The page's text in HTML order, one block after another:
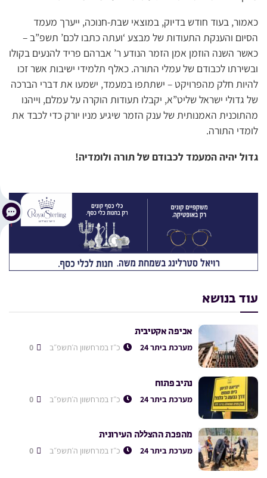
כאמור, בעוד חודש בדיוק, במוצאי שבת-חנוכה, ייערך מעמד
הסיום והענקת התעודות של מבצע ‘ועתה כתבו לכם’ תשפ”ב –
כאשר השנה הוזמן אמן הזמר הנודע ר’ אברהם פריד להנעים בקולו
ובשירתו לכבודם של עמלי התורה. כאלף תלמידי ישיבות אשר זכו
להיות חלק מהפרויקט – ישתתפו במעמד, ישמעו את דברי הברכה
של גדולי ישראל שליט”א, יקבלו תעודות הוקרה על עמלם, וייהנו
מהתוכנית האמנותית של ענק הזמר שיגיע מניו יורק כדי לכבד את
לומדי התורה.
גדול יהיה המעמד לכבודם של תורה ולומדיה!
עוד בנושא
אכיפה אקטיבית
מערכת ביתר 24 כ״ז במרחשוון ה׳תשפ״ב
נתיב פתוח
מערכת ביתר 24 כ״ז במרחשוון ה׳תשפ״ב
מהפכת ההצללה העירונית
מערכת ביתר 24 כ״ז במרחשוון ה׳תשפ״ב